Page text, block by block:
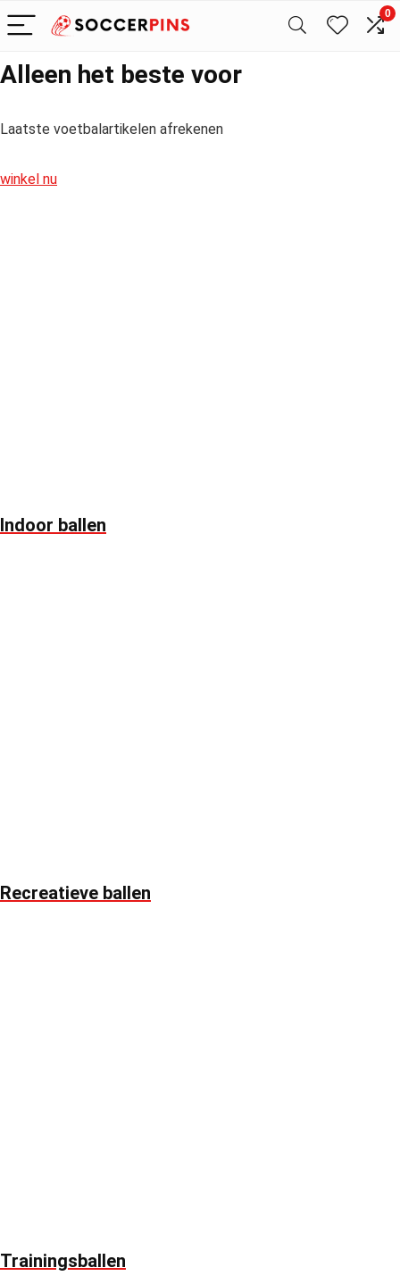
0
Alleen het beste voor
Laatste voetbalartikelen afrekenen
winkel nu
Indoor ballen
Recreatieve ballen
Trainingsballen